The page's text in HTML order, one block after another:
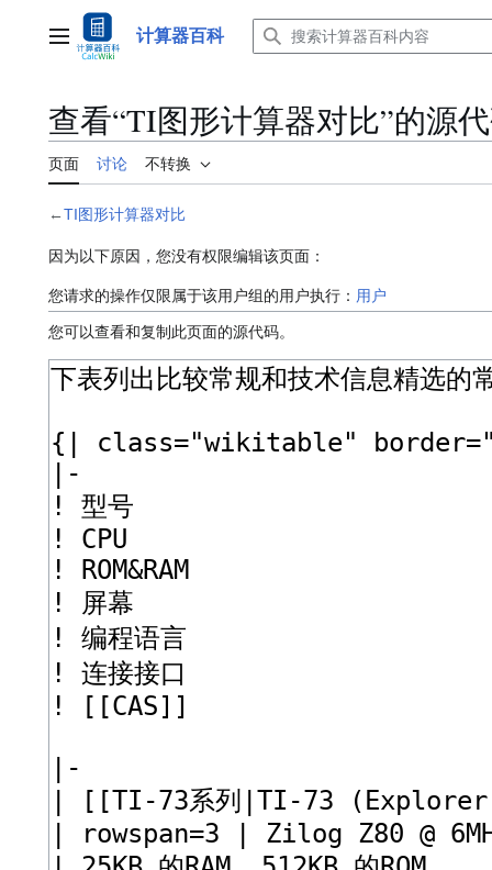
主菜单 计算器百科
查看“︁TI图形计算器对比”︁的源
页面 讨论 不转换
←TI图形计算器对比
因为以下原因，您没有权限编辑该页面：
您请求的操作仅限属于该用户组的用户执行： 用户
您可以查看和复制此页面的源代码。